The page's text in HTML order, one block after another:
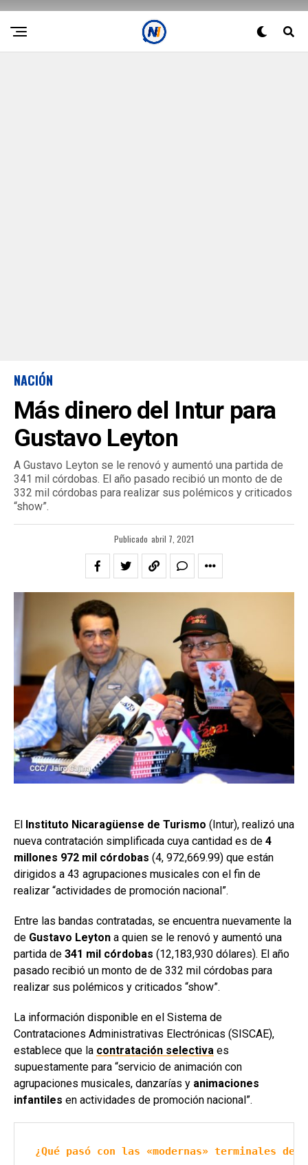
NACIÓN
Más dinero del Intur para
Gustavo Leyton
A Gustavo Leyton se le renovó y aumentó una partida de
341 mil córdobas. El año pasado recibió un monto de de
332 mil córdobas para realizar sus polémicos y criticados
“show”.
Publicado abril 7, 2021
El Instituto Nicaragüense de Turismo (Intur), realizó una
nueva contratación simplificada cuya cantidad es de 4
millones 972 mil córdobas (4, 972,669.99) que están
dirigidos a 43 agrupaciones musicales con el fin de
realizar “actividades de promoción nacional”.
Entre las bandas contratadas, se encuentra nuevamente la
de Gustavo Leyton a quien se le renovó y aumentó una
partida de 341 mil córdobas (12,183,930 dólares). El año
pasado recibió un monto de de 332 mil córdobas para
realizar sus polémicos y criticados “show”.
La información disponible en el Sistema de
Contrataciones Administrativas Electrónicas (SISCAE),
establece que la contratación selectiva es
supuestamente para “servicio de animación con
agrupaciones musicales, danzarías y animaciones
infantiles en actividades de promoción nacional”.
¿Qué pasó con las «modernas» terminales de